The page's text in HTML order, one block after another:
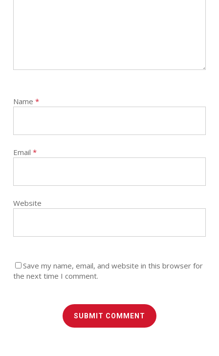
Name *
Email *
Website
Save my name, email, and website in this browser for
the next time I comment.